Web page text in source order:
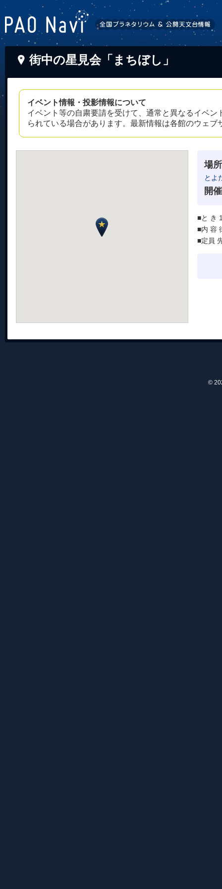
街中の星見会「まちぼし」
イベント情報・投影情報について
イベント等の自粛要請を受けて、通常と異なるイベ
られている場合があります。最新情報は各館のウェ
場所
とよ
開
■と き
■内 容
■定員
©